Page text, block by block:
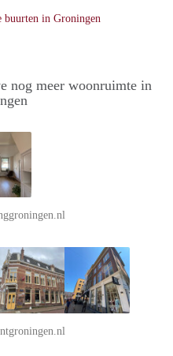
buurten in Groningen
nog meer woonruimte in